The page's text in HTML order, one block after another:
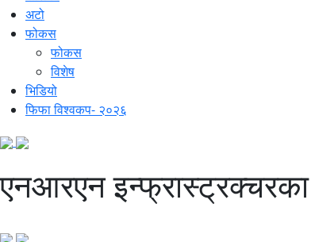
अटो
फोकस
फोकस
विशेष
भिडियो
फिफा विश्वकप- २०२६
एनआरएन इन्फ्रास्ट्रक्चरका